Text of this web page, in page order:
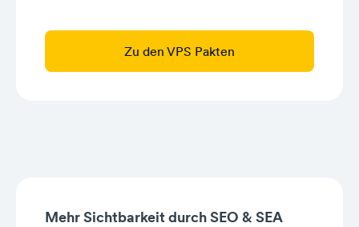
Zu den VPS Pakten
Mehr Sichtbarkeit durch SEO & SEA